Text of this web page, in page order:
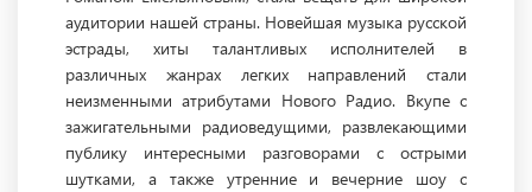
аудитории нашей страны. Новейшая музыка русской
эстрады, хиты талантливых исполнителей в
различных жанрах легких направлений стали
неизменными атрибутами Нового Радио. Вкупе с
зажигательными радиоведущими, развлекающими
публику интересными разговорами с острыми
шутками, а также утренние и вечерние шоу с